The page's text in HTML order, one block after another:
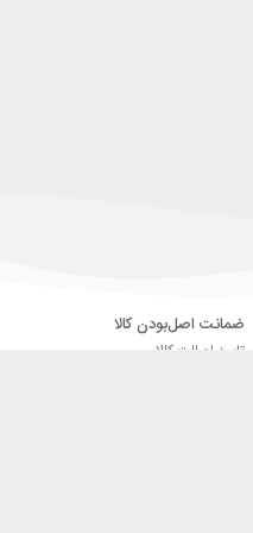
ضمانت اصل‌بودن کالا
تایید اصالت کالا